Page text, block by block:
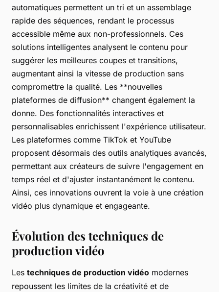
automatiques permettent un tri et un assemblage
rapide des séquences, rendant le processus
accessible même aux non-professionnels. Ces
solutions intelligentes analysent le contenu pour
suggérer les meilleures coupes et transitions,
augmentant ainsi la vitesse de production sans
compromettre la qualité. Les **nouvelles
plateformes de diffusion** changent également la
donne. Des fonctionnalités interactives et
personnalisables enrichissent l'expérience utilisateur.
Les plateformes comme TikTok et YouTube
proposent désormais des outils analytiques avancés,
permettant aux créateurs de suivre l'engagement en
temps réel et d'ajuster instantanément le contenu.
Ainsi, ces innovations ouvrent la voie à une création
vidéo plus dynamique et engageante.
Évolution des techniques de
production vidéo
Les techniques de production vidéo modernes
repoussent les limites de la créativité et de